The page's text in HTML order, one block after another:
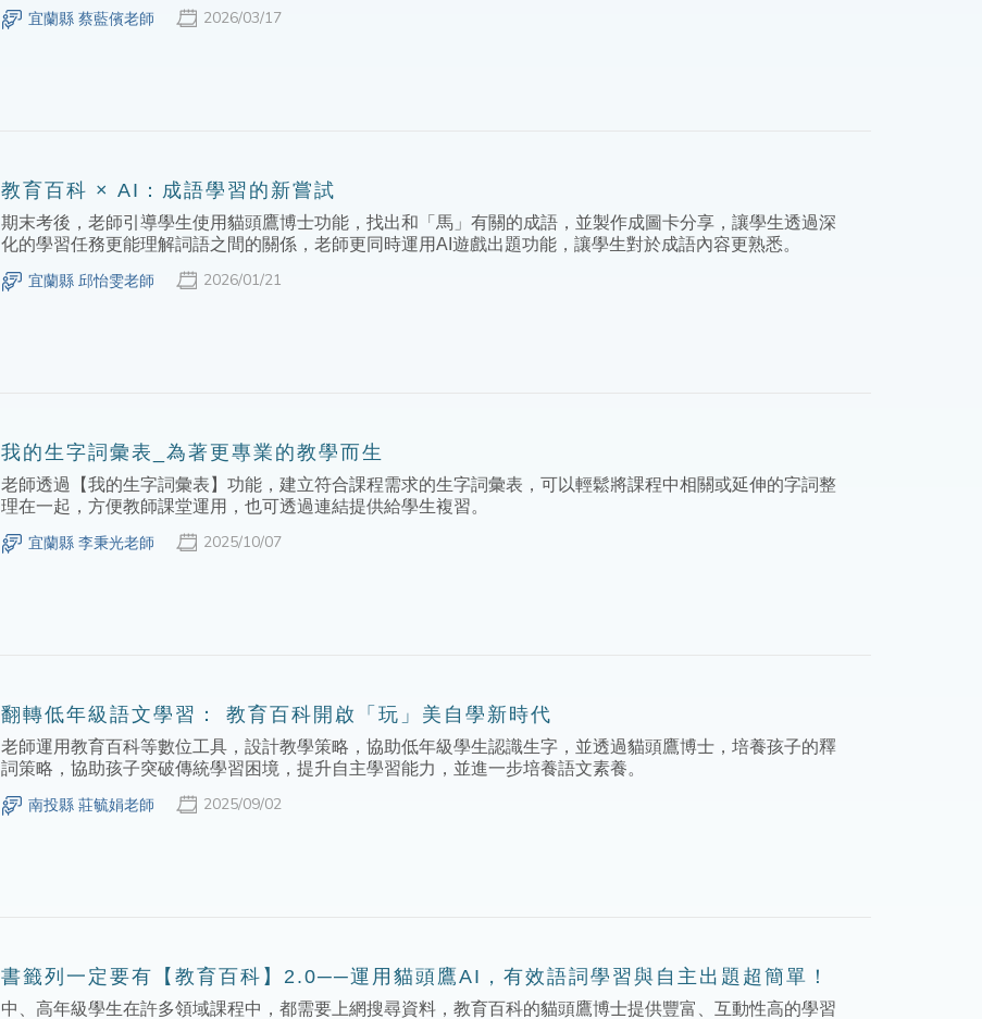
宜蘭縣 蔡藍儐老師 2026/03/17
教育百科 × AI：成語學習的新嘗試
期末考後，老師引導學生使用貓頭鷹博士功能，找出和「馬」有關的成語，並製作成圖卡分享，讓學生透過深
化的學習任務更能理解詞語之間的關係，老師更同時運用AI遊戲出題功能，讓學生對於成語內容更熟悉。
宜蘭縣 邱怡雯老師 2026/01/21
我的生字詞彙表_為著更專業的教學而生
老師透過【我的生字詞彙表】功能，建立符合課程需求的生字詞彙表，可以輕鬆將課程中相關或延伸的字詞整
理在一起，方便教師課堂運用，也可透過連結提供給學生複習。
宜蘭縣 李秉光老師 2025/10/07
翻轉低年級語文學習： 教育百科開啟「玩」美自學新時代
老師運用教育百科等數位工具，設計教學策略，協助低年級學生認識生字，並透過貓頭鷹博士，培養孩子的釋
詞策略，協助孩子突破傳統學習困境，提升自主學習能力，並進一步培養語文素養。
南投縣 莊毓娟老師 2025/09/02
書籤列一定要有【教育百科】2.0──運用貓頭鷹AI，有效語詞學習與自主出題超簡單！
中、高年級學生在許多領域課程中，都需要上網搜尋資料，教育百科的貓頭鷹博士提供豐富、互動性高的學習